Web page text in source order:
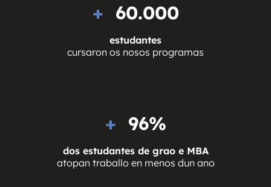
estudantes
+ 60.000
cursaron os nosos programas
dos estudantes de grao e MBA
+ 96%
atopan traballo en menos dun ano